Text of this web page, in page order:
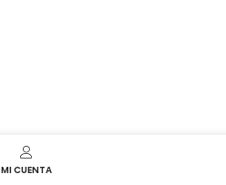
MI CUENTA